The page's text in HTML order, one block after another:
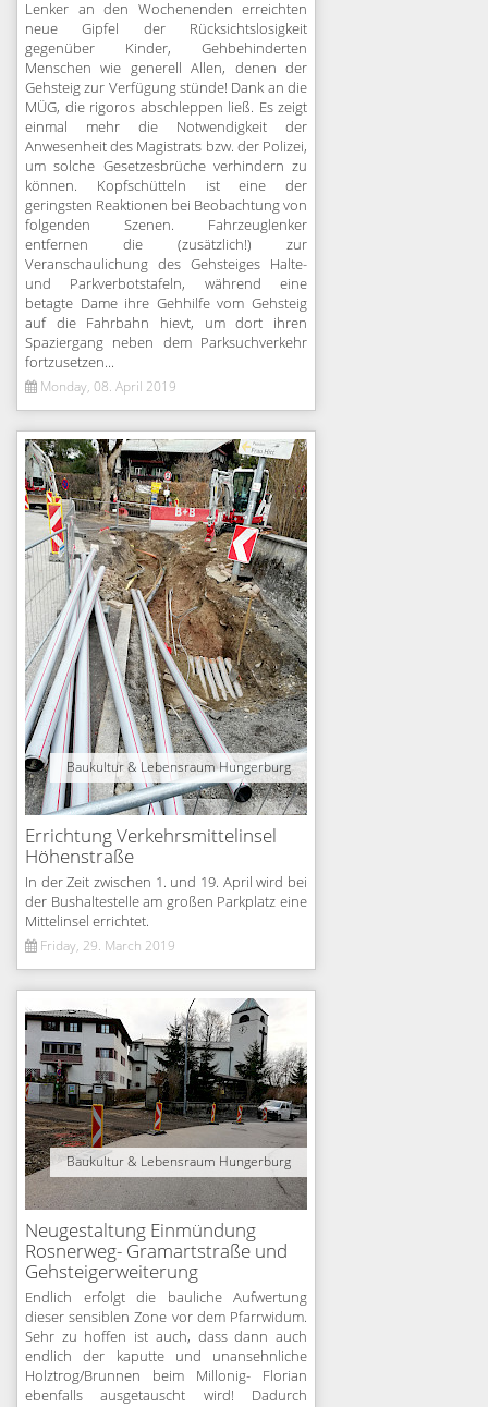
Lenker an den Wochenenden erreichten
neue Gipfel der Rücksichtslosigkeit
gegenüber Kinder, Gehbehinderten
Menschen wie generell Allen, denen der
Gehsteig zur Verfügung stünde! Dank an die
MÜG, die rigoros abschleppen ließ. Es zeigt
einmal mehr die Notwendigkeit der
Anwesenheit des Magistrats bzw. der Polizei,
um solche Gesetzesbrüche verhindern zu
können. Kopfschütteln ist eine der
geringsten Reaktionen bei Beobachtung von
folgenden Szenen. Fahrzeuglenker
entfernen die (zusätzlich!) zur
Veranschaulichung des Gehsteiges Halte-
und Parkverbotstafeln, während eine
betagte Dame ihre Gehhilfe vom Gehsteig
auf die Fahrbahn hievt, um dort ihren
Spaziergang neben dem Parksuchverkehr
fortzusetzen...
Monday, 08. April 2019
Baukultur & Lebensraum Hungerburg
Errichtung Verkehrsmittelinsel
Höhenstraße
In der Zeit zwischen 1. und 19. April wird bei
der Bushaltestelle am großen Parkplatz eine
Mittelinsel errichtet.
Friday, 29. March 2019
Baukultur & Lebensraum Hungerburg
Neugestaltung Einmündung
Rosnerweg- Gramartstraße und
Gehsteigerweiterung
Endlich erfolgt die bauliche Aufwertung
dieser sensiblen Zone vor dem Pfarrwidum.
Sehr zu hoffen ist auch, dass dann auch
endlich der kaputte und unansehnliche
Holztrog/Brunnen beim Millonig- Florian
ebenfalls ausgetauscht wird! Dadurch